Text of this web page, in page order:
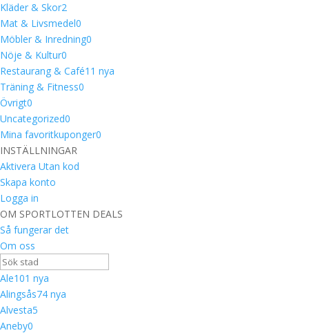
Kläder & Skor2
Mat & Livsmedel0
Möbler & Inredning0
Nöje & Kultur0
Restaurang & Café1 1 nya
Träning & Fitness0
Övrigt0
Uncategorized0
Mina favoritkuponger0
INSTÄLLNINGAR
Aktivera Utan kod
Skapa konto
Logga in
OM SPORTLOTTEN DEALS
Så fungerar det
Om oss
Ale101 nya
Alingsås74 nya
Alvesta5
Aneby0